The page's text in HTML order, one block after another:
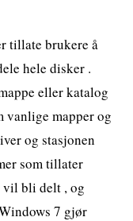
tillate brukere å
hele disker .
eller katalog
vanlige mapper og
og stasjonen
som tillater
vil bli delt , og
7 gjør